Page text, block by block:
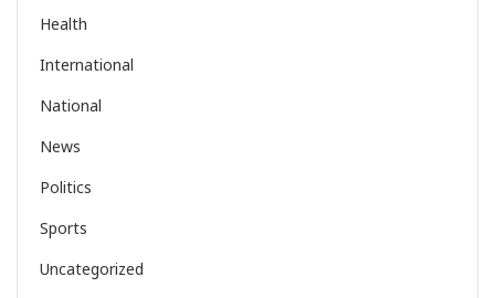
Health
International
National
News
Politics
Sports
Uncategorized